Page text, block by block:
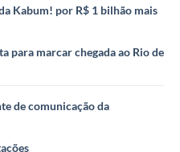
Kabum! por R$ 1 bilhão mais
para marcar chegada ao Rio de
de comunicação da